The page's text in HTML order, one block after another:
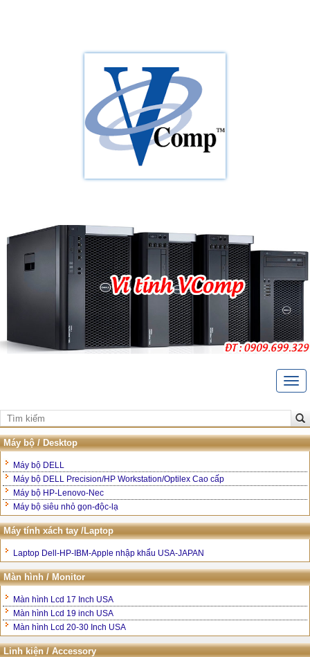
Trang Chủ
Giới thiệu
Bảo hành và hậu mãi
Hướng dẫn mua hàng
Máy bộ / Desktop
Máy bộ DELL
Máy bộ DELL Precision/HP Workstation/Optilex Cao cấp
Máy bộ HP-Lenovo-Nec
Máy bộ siêu nhỏ gọn-độc-lạ
Máy tính xách tay /Laptop
Laptop Dell-HP-IBM-Apple nhập khẩu USA-JAPAN
Màn hình / Monitor
Màn hình Lcd 17 Inch USA
Màn hình Lcd 19 inch USA
Màn hình Lcd 20-30 Inch USA
Linh kiện / Accessory